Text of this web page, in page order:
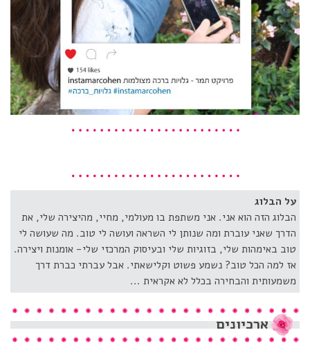
על הבלוג
הבלוג הזה הוא אני. אני משתפת בו מעולמי, מחיי, מהיצירה שלי, את
הדרך שאני עוברת ומה שנותן לי השראה ועושה לי טוב. מה שעושה לי
טוב באימהות שלי, בזוגיות שלי ובעיסוק המרכזי שלי- אומנות ויצירה.
אז למה הכל טוב? נשמע פשוט וקלישאתי. אבל עברתי כברת דרך
משמעותית והבחירה בכלל לא אקראית ...
ארכיונים